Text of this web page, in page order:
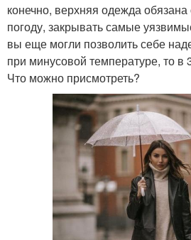
конечно, верхняя одежда
погоду, закрывать самые
вы еще могли позволить себе
при минусовой температуре, то в
Что можно присмотреть?